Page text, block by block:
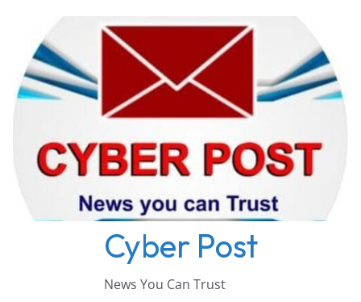
content
Cyber Post
News You Can Trust